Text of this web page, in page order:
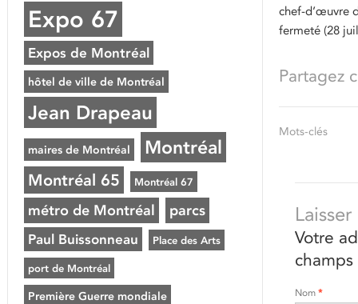
chef-d’œuvre
fermeté (28
Partagez
Mots-clés
Votre
Nom *
Expo 67
Expos de Montréal
hôtel de ville de Montréal
Jean Drapeau
maires de Montréal Montréal
Montréal 65 Montréal 67
métro de Montréal parcs
Paul Buissonneau Place des Arts
port de Montréal
Première Guerre mondiale